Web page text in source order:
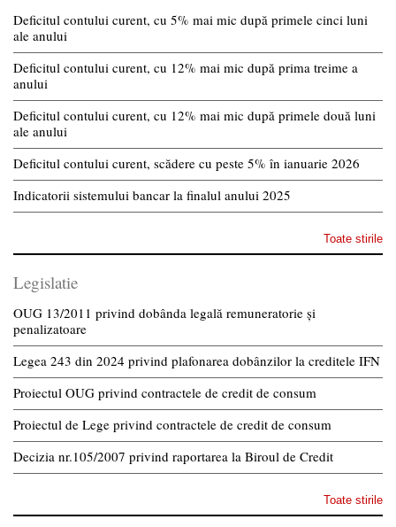
Deficitul contului curent, cu 5% mai mic după primele cinci luni
ale anului
Deficitul contului curent, cu 12% mai mic după prima treime a
anului
Deficitul contului curent, cu 12% mai mic după primele două luni
ale anului
Deficitul contului curent, scădere cu peste 5% în ianuarie 2026
Indicatorii sistemului bancar la finalul anului 2025
Toate stirile
Legislatie
OUG 13/2011 privind dobânda legală remuneratorie și
penalizatoare
Legea 243 din 2024 privind plafonarea dobânzilor la creditele IFN
Proiectul OUG privind contractele de credit de consum
Proiectul de Lege privind contractele de credit de consum
Decizia nr.105/2007 privind raportarea la Biroul de Credit
Toate stirile